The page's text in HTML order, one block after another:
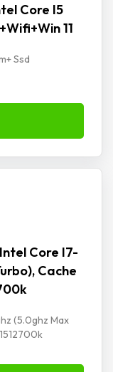
Core I5
11
Ssd
Core I7-
Cache
(5.0ghz Max